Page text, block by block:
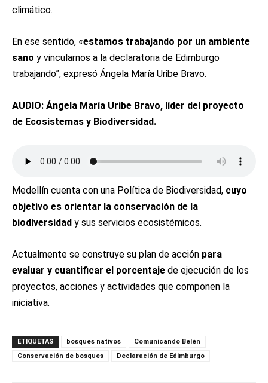
climático.
En ese sentido, «estamos trabajando por un ambiente
sano y vincularnos a la declaratoria de Edimburgo
trabajando”, expresó Ángela María Uribe Bravo.
AUDIO: Ángela María Uribe Bravo, líder del proyecto
de Ecosistemas y Biodiversidad.
Medellín cuenta con una Política de Biodiversidad, cuyo
objetivo es orientar la conservación de la
biodiversidad y sus servicios ecosistémicos.
Actualmente se construye su plan de acción para
evaluar y cuantificar el porcentaje de ejecución de los
proyectos, acciones y actividades que componen la
iniciativa.
ETIQUETAS bosques nativos
Comunicando Belén
Conservación de bosques
Declaración de Edimburgo